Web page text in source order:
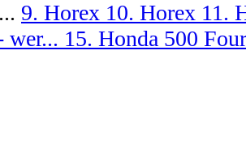
... 9. Horex 10. Horex 11.
wer... 15. Honda 500